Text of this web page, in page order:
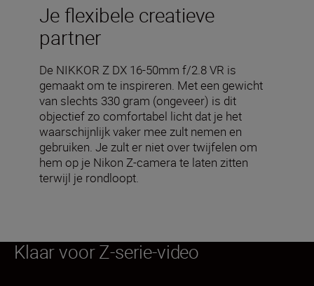
Je flexibele creatieve
partner
De NIKKOR Z DX 16-50mm f/2.8 VR is
gemaakt om te inspireren. Met een gewicht
van slechts 330 gram (ongeveer) is dit
objectief zo comfortabel licht dat je het
waarschijnlijk vaker mee zult nemen en
gebruiken. Je zult er niet over twijfelen om
hem op je Nikon Z-camera te laten zitten
terwijl je rondloopt.
Klaar voor Z-serie-video